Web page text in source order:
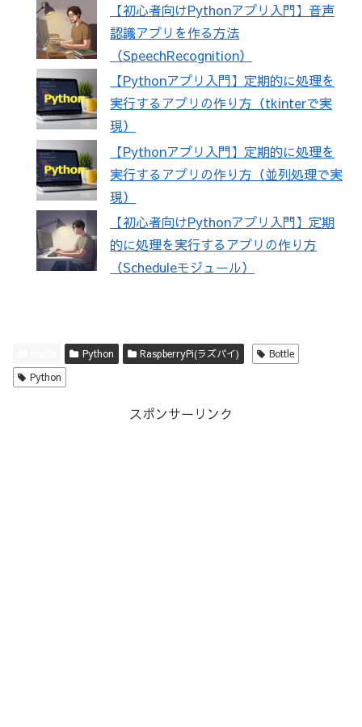
【初心者向けPythonアプリ入門】音声
認識アプリを作る方法
（SpeechRecognition）
【Pythonアプリ入門】定期的に処理を
実行するアプリの作り方（tkinterで実
現）
【Pythonアプリ入門】定期的に処理を
実行するアプリの作り方（並列処理で実
現）
【初心者向けPythonアプリ入門】定期
的に処理を実行するアプリの作り方
（Scheduleモジュール）
Python RaspberryPi(ラズパイ)
Bottle
Python
スポンサーリンク